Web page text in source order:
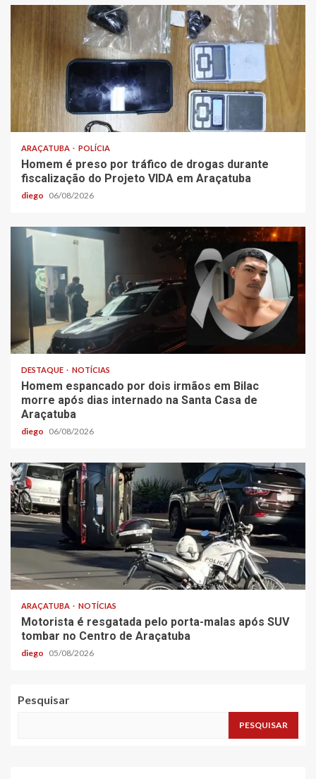
ARAÇATUBA POLÍCIA
Homem é preso por tráfico de drogas durante
fiscalização do Projeto VIDA em Araçatuba
diego 06/08/2026
DESTAQUE NOTÍCIAS
Homem espancado por dois irmãos em Bilac
morre após dias internado na Santa Casa de
Araçatuba
diego 06/08/2026
ARAÇATUBA NOTÍCIAS
Motorista é resgatada pelo porta-malas após SUV
tombar no Centro de Araçatuba
diego 05/08/2026
Pesquisar
PESQUISAR